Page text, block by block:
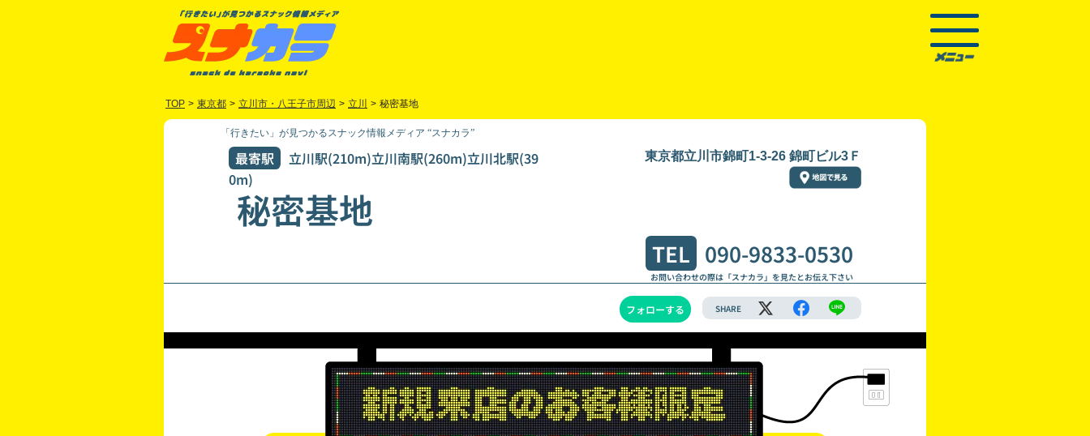
TOP > 東京都 > 立川市・八王子市周辺 > 立川 > 秘密基地
「行きたい」が見つかるスナック情報メディア “スナカラ”
最寄駅
立川駅(210m)立川南駅(260m)立川北駅(39
0m)
東京都立川市錦町1-3-26 錦町ビル3Ｆ
秘密基地
TEL 090-9833-0530
お問い合わせの際は「スナカラ」を見たとお伝え下さい
フォローする SHARE